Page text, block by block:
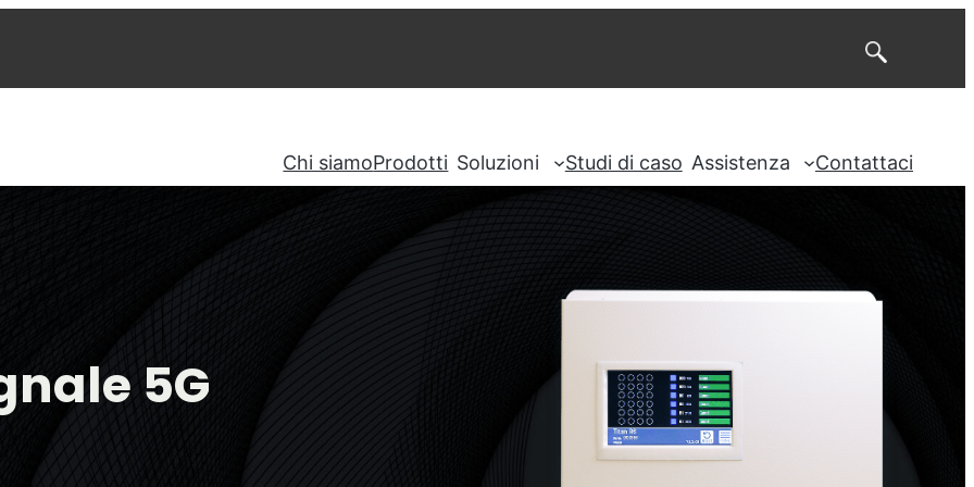
Chi siamoProdotti Soluzioni Studi di caso Assistenza Contattaci
OS6
5G